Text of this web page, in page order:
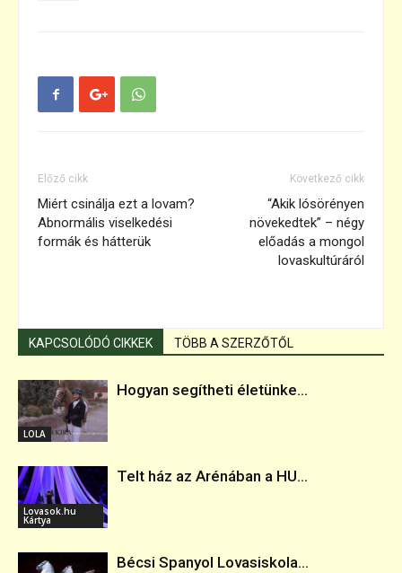
Előző cikk
Miért csinálja ezt a lovam?
Abnormális viselkedési
formák és hátterük
Következő cikk
“Akik lósörényen
növekedtek” – négy
előadás a mongol
lovaskultúráról
KAPCSOLÓDÓ CIKKEK TÖBB A SZERZŐTŐL
LOLA
Hogyan segítheti életünke...
Lovasok.hu
Kártya
Telt ház az Arénában a HU...
Bécsi Spanyol Lovasiskola...